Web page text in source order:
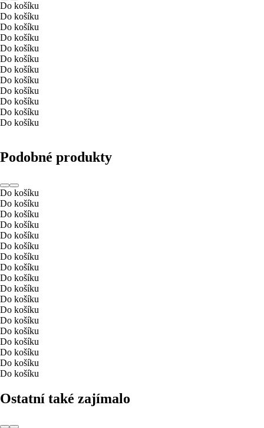
Do košíku
Do košíku
Do košíku
Do košíku
Do košíku
Do košíku
Do košíku
Do košíku
Do košíku
Do košíku
Do košíku
Do košíku
Podobné produkty
Do košíku
Do košíku
Do košíku
Do košíku
Do košíku
Do košíku
Do košíku
Do košíku
Do košíku
Do košíku
Do košíku
Do košíku
Do košíku
Do košíku
Do košíku
Do košíku
Do košíku
Do košíku
Ostatní také zajímalo